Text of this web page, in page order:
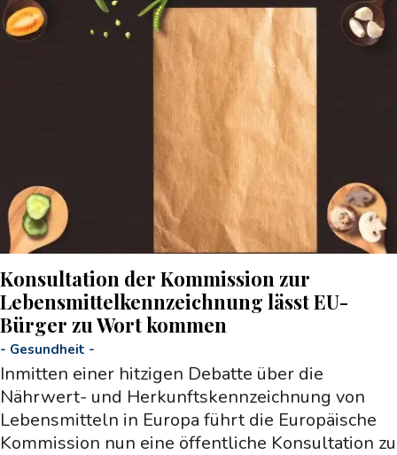
Konsultation der Kommission zur
Lebensmittelkennzeichnung lässt EU-
Bürger zu Wort kommen
- Gesundheit -
Inmitten einer hitzigen Debatte über die
Nährwert- und Herkunftskennzeichnung von
Lebensmitteln in Europa führt die Europäische
Kommission nun eine öffentliche Konsultation zu